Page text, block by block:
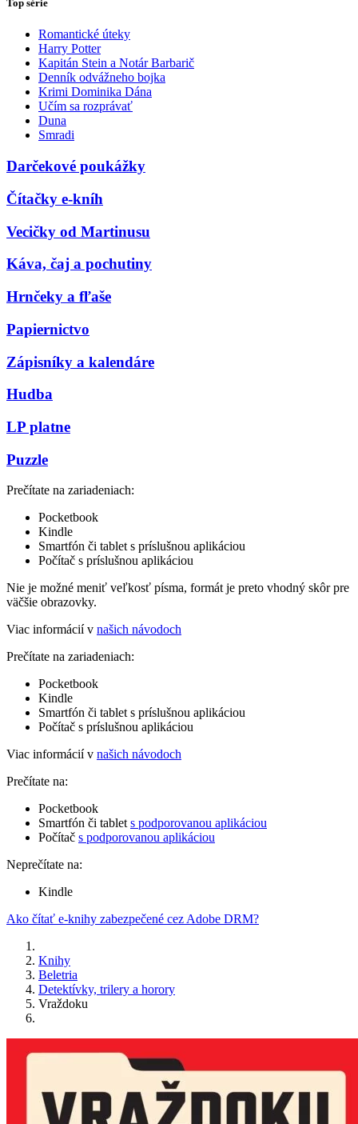
Top série
Romantické úteky
Harry Potter
Kapitán Stein a Notár Barbarič
Denník odvážneho bojka
Krimi Dominika Dána
Učím sa rozprávať
Duna
Smradi
Darčekové poukážky
Čítačky e-kníh
Vecičky od Martinusu
Káva, čaj a pochutiny
Hrnčeky a fľaše
Papiernictvo
Zápisníky a kalendáre
Hudba
LP platne
Puzzle
Prečítate na zariadeniach:
Pocketbook
Kindle
Smartfón či tablet s príslušnou aplikáciou
Počítač s príslušnou aplikáciou
Nie je možné meniť veľkosť písma, formát je preto vhodný skôr pre
väčšie obrazovky.
Viac informácií v našich návodoch
Prečítate na zariadeniach:
Pocketbook
Kindle
Smartfón či tablet s príslušnou aplikáciou
Počítač s príslušnou aplikáciou
Viac informácií v našich návodoch
Prečítate na:
Pocketbook
Smartfón či tablet s podporovanou aplikáciou
Počítač s podporovanou aplikáciou
Neprečítate na:
Kindle
Ako čítať e-knihy zabezpečené cez Adobe DRM?
Knihy
Beletria
Detektívky, trilery a horory
Vraždoku